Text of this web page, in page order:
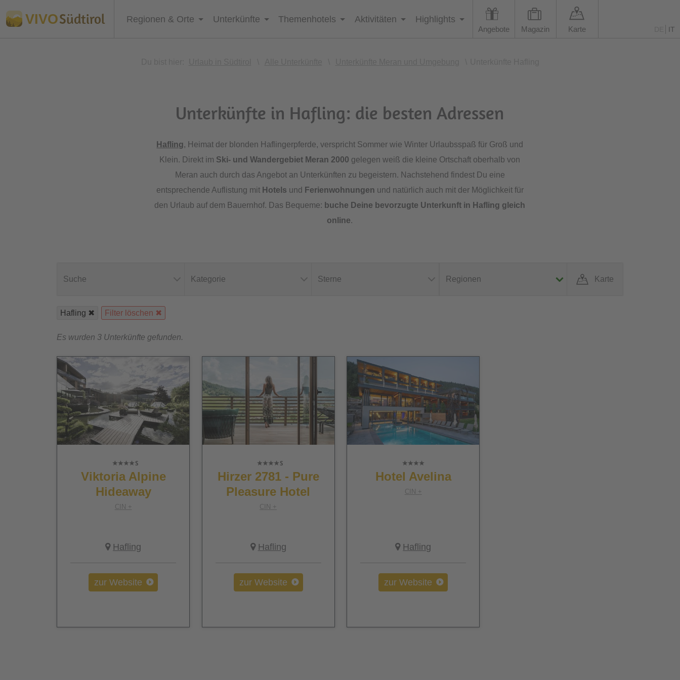
VIVOSüdtirol Regionen & Orte Unterkünfte Themenhotels Aktivitäten Highlights
Angebote Magazin Karte IT
Unterkünfte in Hafling: die besten Adressen
Hafling, Heimat der blonden Haflingerpferde, verspricht Sommer wie Winter Urlaubsspaß für Groß und
Klein. Direkt im Ski- und Wandergebiet Meran 2000 gelegen weiß die kleine Ortschaft oberhalb von
Meran auch durch das Angebot an Unterkünften zu begeistern. Nachstehend findest Du eine
entsprechende Auflistung mit Hotels und Ferienwohnungen und natürlich auch mit der Möglichkeit für
den Urlaub auf dem Bauernhof. Das Bequeme: buche Deine bevorzugte Unterkunft in Hafling gleich
online.
Suche Kategorie Sterne Regionen Karte
Hafling Filter löschen
Es wurden 3 Unterkünfte gefunden.
Viktoria Alpine
Hideaway
CIN +
Hafling
zur Website
Hirzer 2781 - Pure
Pleasure Hotel
CIN +
Hafling
zur Website
Hotel Avelina
CIN +
Hafling
zur Website